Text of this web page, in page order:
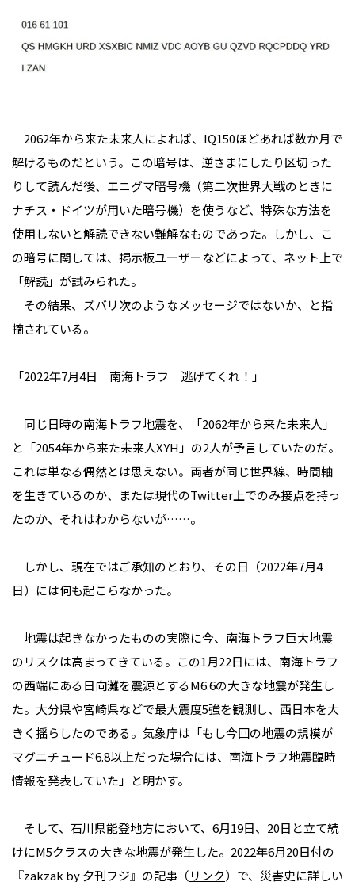
2062年から来た未来人によれば、IQ150ほどあれば数か月で
解けるものだという。この暗号は、逆さまにしたり区切った
りして読んだ後、エニグマ暗号機（第二次世界大戦のときに
ナチス・ドイツが用いた暗号機）を使うなど、特殊な方法を
使用しないと解読できない難解なものであった。しかし、こ
の暗号に関しては、掲示板ユーザーなどによって、ネット上で
「解読」が試みられた。
その結果、ズバリ次のようなメッセージではないか、と指
摘されている。
「2022年7月4日 南海トラフ 逃げてくれ！」
同じ日時の南海トラフ地震を、「2062年から来た未来人」
と「2054年から来た未来人XYH」の2人が予言していたのだ。
これは単なる偶然とは思えない。両者が同じ世界線、時間軸
を生きているのか、または現代のTwitter上でのみ接点を持っ
たのか、それはわからないが……。
しかし、現在ではご承知のとおり、その日（2022年7月4
日）には何も起こらなかった。
地震は起きなかったものの実際に今、南海トラフ巨大地震
のリスクは高まってきている。この1月22日には、南海トラフ
の西端にある日向灘を震源とするM6.6の大きな地震が発生し
た。大分県や宮崎県などで最大震度5強を観測し、西日本を大
きく揺らしたのである。気象庁は「もし今回の地震の規模が
マグニチュード6.8以上だった場合には、南海トラフ地震臨時
情報を発表していた」と明かす。
そして、石川県能登地方において、6月19日、20日と立て続
けにM5クラスの大きな地震が発生した。2022年6月20日付の
『zakzak by 夕刊フジ』の記事（リンク）で、災害史に詳しい